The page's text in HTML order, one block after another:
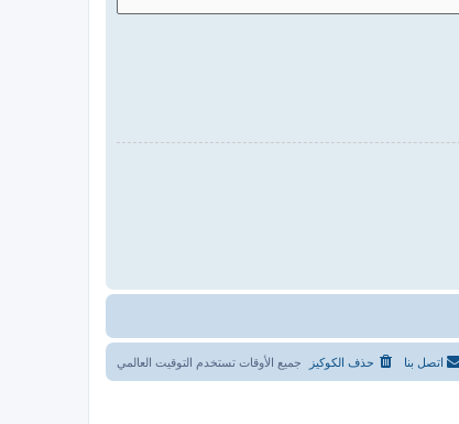
جميع الأوقات تستخدم التوقيت العالمي حذف الكوكيز اتصل بنا